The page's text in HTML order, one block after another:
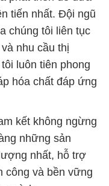
chất Kẽm
Việt Nam
hóa chất Kẽm
Việt Nam
Kẽm Sulfate |
hóa chất Kẽm
Việt Nam
hóa chất Kẽm
Việt Nam